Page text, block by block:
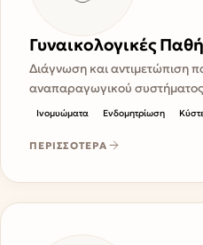
Γυναικολογικές
Διάγνωση και αντιμετώπιση
αναπαραγωγικού
Ινομυώματα Ενδομητρίωση
ΠΕΡΙΣΣΟΤΕΡΑ